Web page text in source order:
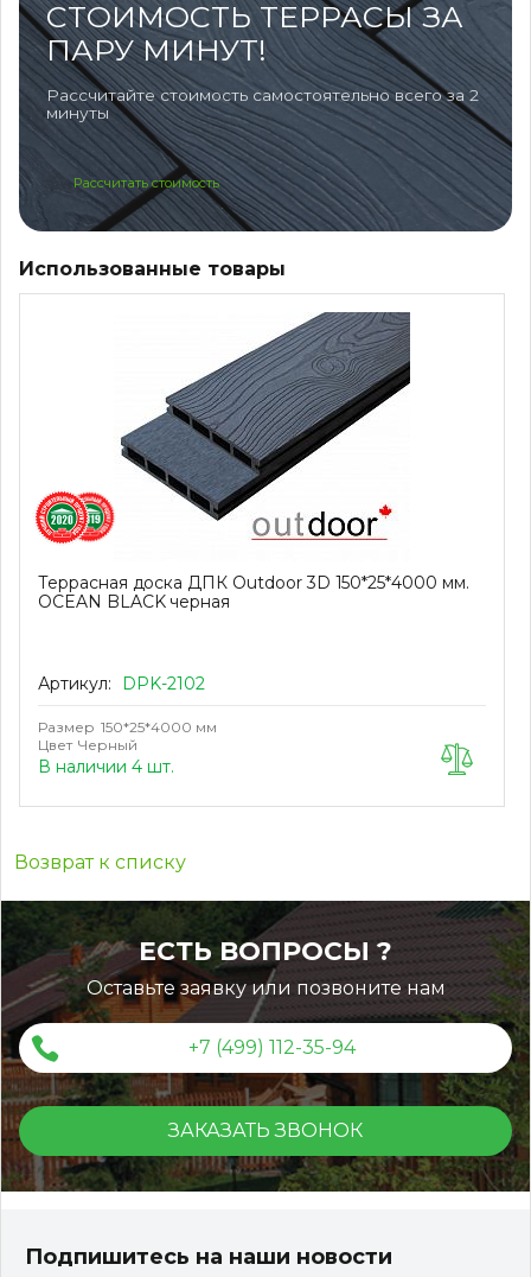
СТОИМОСТЬ ТЕРРАСЫ ЗА
ПАРУ МИНУТ!
Рассчитайте стоимость самостоятельно всего за 2
минуты
Рассчитать стоимость
Использованные товары
Террасная доска ДПК Outdoor 3D 150*25*4000 мм.
OCEAN BLACK черная
Артикул: DPK-2102
Размер 150*25*4000 мм
Цвет Черный
В наличии 4 шт.
Возврат к списку
ЕСТЬ ВОПРОСЫ ?
Оставьте заявку или позвоните нам
+7 (499) 112-35-94
ЗАКАЗАТЬ ЗВОНОК
Подпишитесь на наши новости